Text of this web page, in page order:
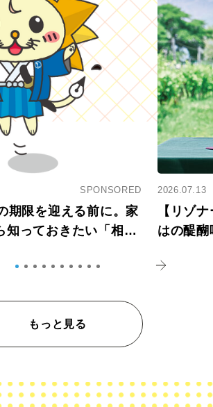
SPONSORED
期限を迎える前に。家
知っておきたい「相続
2026.07.13
【リゾ
はの醍
もっと見る